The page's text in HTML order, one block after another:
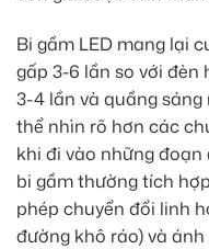
Bi gầm LED mang lại
gấp 3-6 lần so với đèn
3-4 lần và quầng
thể nhìn rõ hơn các
khi đi vào những
bi gầm thường tích
phép chuyển đổi linh
đường khô ráo) và